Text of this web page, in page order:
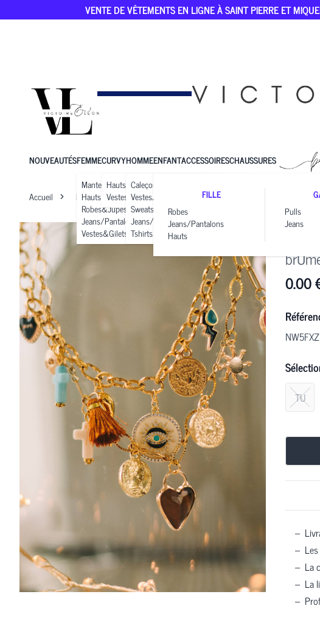
VENTE DE VÊTEMENTS EN LIGNE À SAINT PIERRE ET
NOUVEAUTÉSFEMME
Manteaux
Hauts
Robes&Jupes
Jeans/Pantalons
Vestes&Gilets
CURVY
Hauts
Vestes&Gilets
HOMME
Caleçons
Vestes/manteaux
Sweats
Jeans/Pantalons
Tshirts/Polos
ENFANT
FILLE
Robes
Jeans/Pantalons
Hauts
Pulls
Jeans
ACCESSOIRESCHAUSSURES
Accueil brUme975 ZOE
ZOE
0.00
NW5FXZ
TU
–
–
– La
– La
–